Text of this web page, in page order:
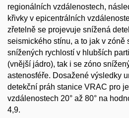
regionálních vzdálenostech,
křivky v epicentrálních
zřetelně se projevuje snížená
seismického stínu, a to jak v zóně
snížených rychlostí v hlubších
(vnější jádro), tak i se zóno
astenosféře. Dosažené výsledky
detekční práh stanice VRAC pro
vzdálenostech 20° až 80° na
4,9.